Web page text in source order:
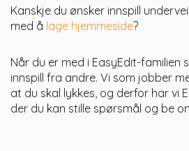
Kanskje du ønsker innspill
med å lage hjemmeside?
Når du er med i EasyEdit-familien
innspill fra andre. Vi som jobber
at du skal lykkes, og derfor har vi
der du kan stille spørsmål og be